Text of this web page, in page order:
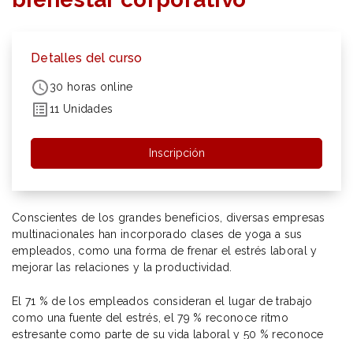
Detalles del curso
30 horas online
11 Unidades
Inscripción
Conscientes de los grandes beneficios, diversas empresas
multinacionales han incorporado clases de yoga a sus
empleados, como una forma de frenar el estrés laboral y
mejorar las relaciones y la productividad.
El 71 % de los empleados consideran el lugar de trabajo
como una fuente del estrés, el 79 % reconoce ritmo
estresante como parte de su vida laboral y 50 % reconoce